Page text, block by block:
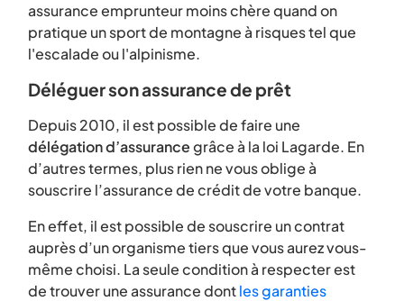
assurance emprunteur moins chère quand on
pratique un sport de montagne à risques tel que
l'escalade ou l'alpinisme.
Déléguer son assurance de prêt
Depuis 2010, il est possible de faire une
délégation d’assurancegrâce à la loi Lagarde. En
d’autres termes, plus rien ne vous oblige à
souscrire l’assurance de crédit de votre banque.
En effet, il est possible de souscrire un contrat
auprès d’un organisme tiers que vous aurez vous-
même choisi. La seule condition à respecter est
de trouver une assurance dontles garanties